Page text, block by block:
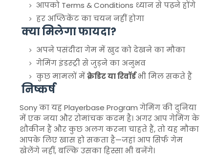
आपको Terms & Conditions ध्यान से पढ़ने होंगे
हर अप्लिकेंट का चयन नहीं होगा
क्या मिलेगा फायदा?
अपने पसंदीदा गेम में खुद को देखने का मौका
गेमिंग इंडस्ट्री से जुड़ने का अनुभव
कुछ मामलों मेंक्रेडिट या रिवॉर्डभी मिल सकते हैं
निष्कर्ष
Sonyका यह Playerbase Program गेमिंग की दुनिया
में एक नया और रोमांचक कदम है। अगर आप गेमिंग के
शौकीन हैं और कुछ अलग करना चाहते हैं, तो यह मौका
आपके लिए खास हो सकता है—जहां आप सिर्फ गेम
खेलेंगे नहीं, बल्कि उसका हिस्सा भी बनेंगे।